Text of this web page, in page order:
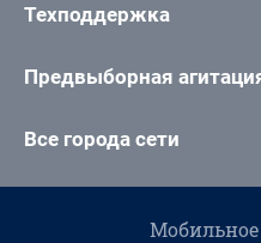
Техподдержка
Предвыборная
Все города сети